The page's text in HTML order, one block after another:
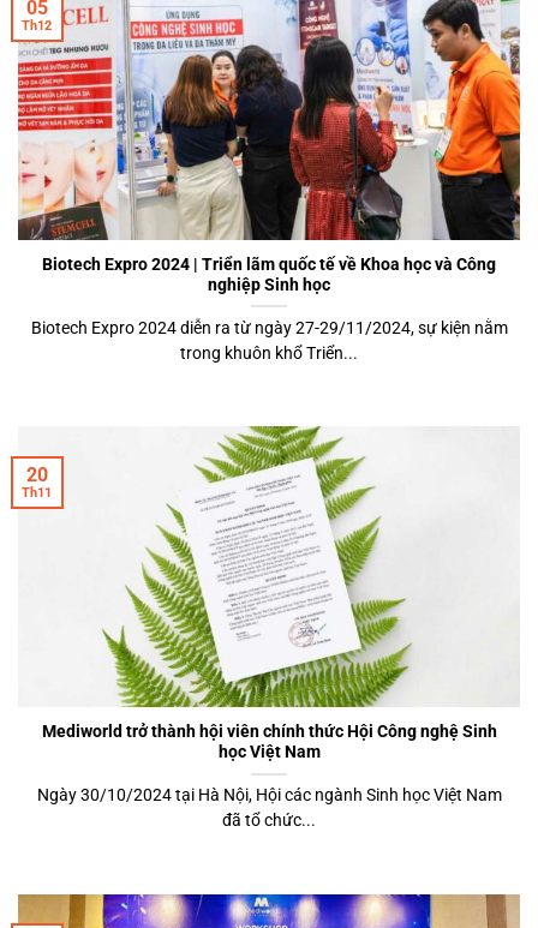
Biotech Expro 2024 | Triển lãm quốc tế về Khoa học và Công
nghiệp Sinh học
Biotech Expro 2024 diễn ra từ ngày 27-29/11/2024, sự kiện nằm
trong khuôn khổ Triển...
05
Th12
Mediworld trở thành hội viên chính thức Hội Công nghệ Sinh
học Việt Nam
Ngày 30/10/2024 tại Hà Nội, Hội các ngành Sinh học Việt Nam
đã tổ chức...
20
Th11